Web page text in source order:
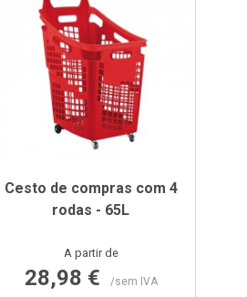
Cesto de compras com 4
rodas - 65L
Preço
A partir de
28,98 € /sem IVA